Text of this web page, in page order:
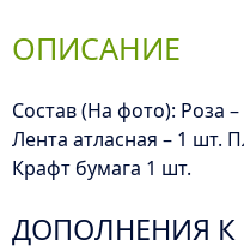
ОПИСАНИЕ
Состав (На фото): Роза
Лента атласная – 1 шт.
Крафт бумага 1 шт.
ДОПОЛНЕНИЯ К